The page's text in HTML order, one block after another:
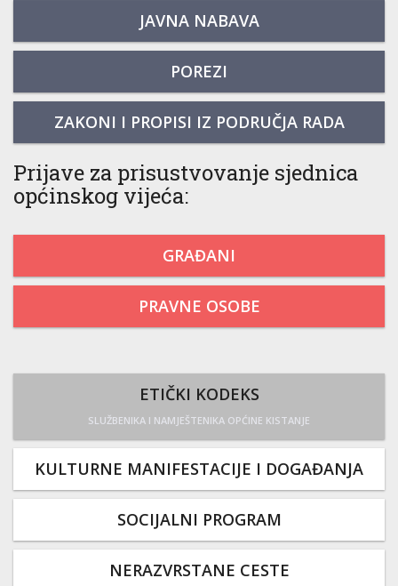
JAVNA NABAVA
POREZI
ZAKONI I PROPISI IZ PODRUČJA RADA
Prijave za prisustvovanje sjednica
općinskog vijeća:
GRAĐANI
PRAVNE OSOBE
ETIČKI KODEKS
SLUŽBENIKA I NAMJEŠTENIKA OPĆINE KISTANJE
KULTURNE MANIFESTACIJE I DOGAĐANJA
SOCIJALNI PROGRAM
NERAZVRSTANE CESTE